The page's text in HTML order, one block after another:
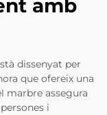
amb
dissenyat per
que ofereix una
marbre assegura
i